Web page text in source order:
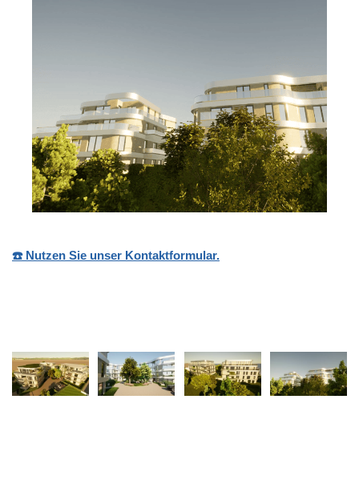
☎️ Nutzen Sie unser Kontaktformular.